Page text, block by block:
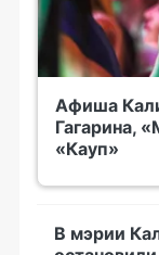
Афиша
Гагарина,
«Кауп»
В мэрии